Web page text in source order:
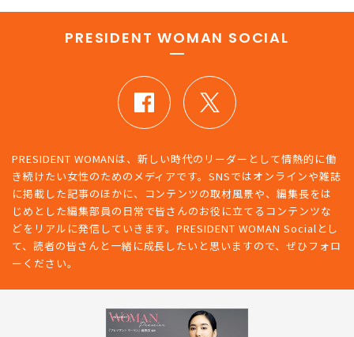
PRESIDENT WOMAN SOCIAL
PRESIDENT WOMANは、新しい時代のリーダーとして情熱的に働
き続けたい女性のためのメディアです。SNSではオンラインや雑誌
に掲載した記事のほかに、コンテンツの取材風景や、編集長をは
じめとした編集部員の日常で皆さんのお役に立てるコンテンツな
どをリアルに発信していきます。PRESIDENT WOMAN Socialとし
て、読者の皆さんと一緒に成長したいと思いますので、ぜひフォロ
ーください。